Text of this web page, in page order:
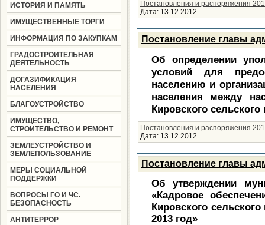
ИСТОРИЯ И ПАМЯТЬ
ИМУЩЕСТВЕННЫЕ ТОРГИ
ИНФОРМАЦИЯ ПО ЗАКУПКАМ
ГРАДОСТРОИТЕЛЬНАЯ
ДЕЯТЕЛЬНОСТЬ
ДОГАЗИФИКАЦИЯ
НАСЕЛЕНИЯ
БЛАГОУСТРОЙСТВО
ИМУЩЕСТВО,
СТРОИТЕЛЬСТВО И РЕМОНТ
ЗЕМЛЕУСТРОЙСТВО И
ЗЕМЛЕПОЛЬЗОВАНИЕ
МЕРЫ СОЦИАЛЬНОЙ
ПОДДЕРЖКИ
ВОПРОСЫ ГО И ЧС.
БЕЗОПАСНОСТЬ
АНТИТЕРРОР
Постановления и распоряжения
Дата: 13.12.2012
Постановление главы
Об определении
условий для
населению и
населения между
Кировского
Постановления и распоряжения
Дата: 13.12.2012
Постановление главы
Об утверждении
«Кадровое
Кировского
2013 год»